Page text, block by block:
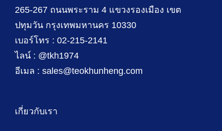
265-267 ถนนพระราม 4 แขวงรองเมือง เขต
ปทุมวัน กรุงเทพมหานคร 10330
เบอร์โทร : 02-215-2141
ไลน์ : @tkh1974
อีเมล : sales@teokhunheng.com
เกี่ยวกับเรา